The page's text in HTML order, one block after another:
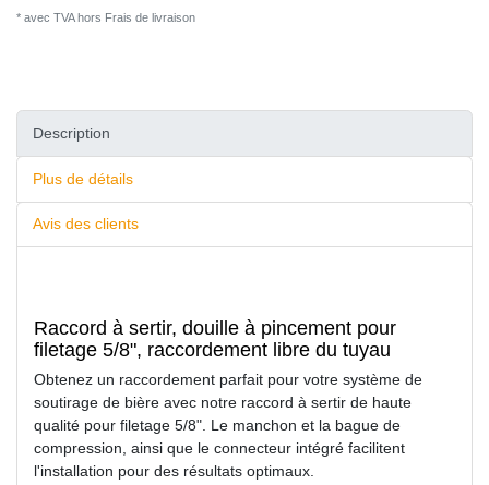
* avec TVA hors Frais de livraison
Description
Plus de détails
Avis des clients
Raccord à sertir, douille à pincement pour
filetage 5/8", raccordement libre du tuyau
Obtenez un raccordement parfait pour votre système de
soutirage de bière avec notre raccord à sertir de haute
qualité pour filetage 5/8". Le manchon et la bague de
compression, ainsi que le connecteur intégré facilitent
l'installation pour des résultats optimaux.